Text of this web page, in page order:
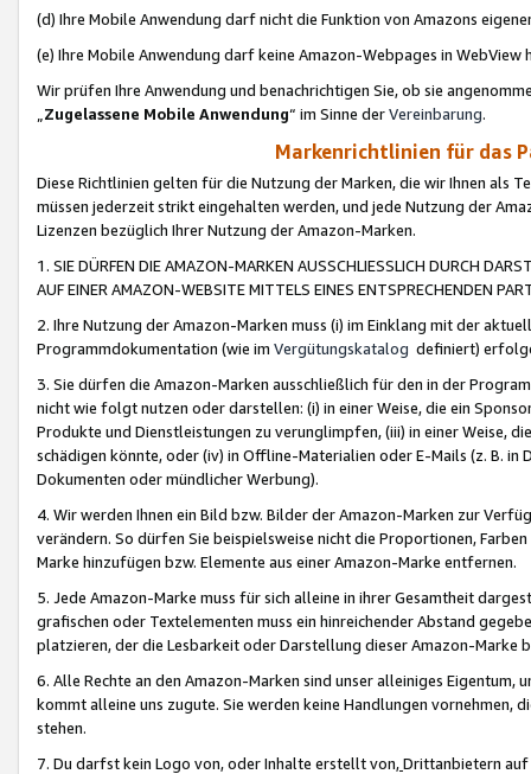
(d) Ihre Mobile Anwendung darf nicht die Funktion von Amazons
(e) Ihre Mobile Anwendung darf keine Amazon-Webpages in WebView
Wir prüfen Ihre Anwendung und benachrichtigen Sie, ob sie
„Zugelassene Mobile Anwendung“ im Sinne derVereinbarung.
Markenrichtlinien für das
Diese Richtlinien gelten für die Nutzung der Marken, die wir Ihnen als
müssen jederzeit strikt eingehalten werden, und jede Nutzung der
Lizenzen bezüglich Ihrer Nutzung der Amazon-Marken.
1. SIE DÜRFEN DIE AMAZON-MARKEN AUSSCHLIESSLICH DURCH
AUF EINER AMAZON-WEBSITE MITTELS EINES ENTSPRECHENDEN
2. Ihre Nutzung der Amazon-Marken muss (i) im Einklang mit der
Programmdokumentation (wie im Vergütungskatalog definiert)
3. Sie dürfen die Amazon-Marken ausschließlich für den in der
nicht wie folgt nutzen oder darstellen: (i) in einer Weise, die ein
Produkte und Dienstleistungen zu verunglimpfen, (iii) in einer Weise,
schädigen könnte, oder (iv) in Offline-Materialien oder E-Mails (z. B. in
Dokumenten oder mündlicher Werbung).
4. Wir werden Ihnen ein Bild bzw. Bilder der Amazon-Marken zur
verändern. So dürfen Sie beispielsweise nicht die Proportionen,
Marke hinzufügen bzw. Elemente aus einer Amazon-Marke entfernen.
5. Jede Amazon-Marke muss für sich alleine in ihrer Gesamtheit
grafischen oder Textelementen muss ein hinreichender Abstand
platzieren, der die Lesbarkeit oder Darstellung dieser Amazon-Marke
6. Alle Rechte an den Amazon-Marken sind unser alleiniges
kommt alleine uns zugute. Sie werden keine Handlungen vornehmen,
stehen.
7. Du darfst kein Logo von, oder Inhalte erstellt von,Drittanbietern auf